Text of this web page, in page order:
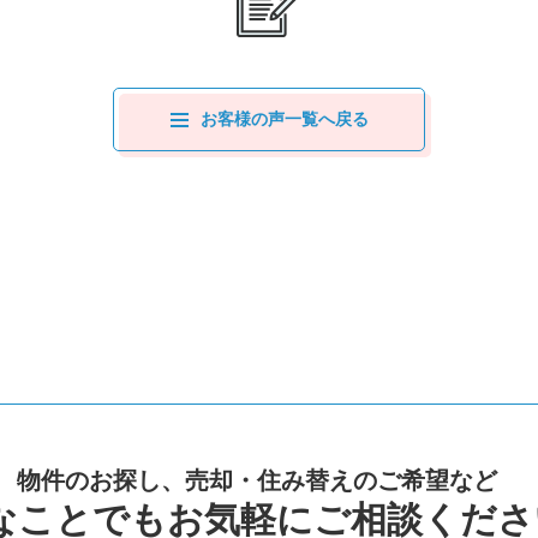
お客様の声一覧へ戻る
物件のお探し、売却・住み替えのご希望など
ことでもお気軽にご相談くだ